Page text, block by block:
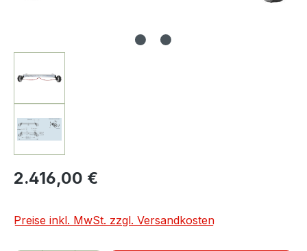
2.416,00 €
Preise inkl. MwSt. zzgl. Versandkosten